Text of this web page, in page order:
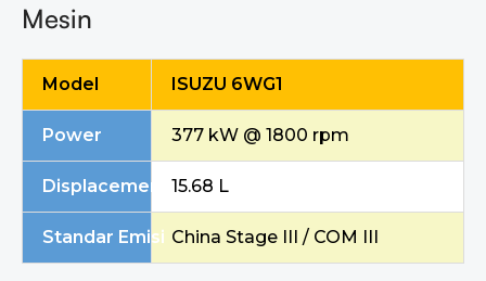
Mesin
Model ISUZU 6WG1
Power 377 kW @ 1800 rpm
Displacement 15.68 L
Standar Emisi China Stage III / COM III